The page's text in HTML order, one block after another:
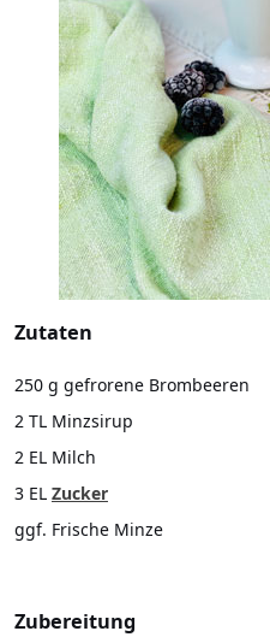
Zutaten
250 g gefrorene Brombeeren
2 TL Minzsirup
2 EL Milch
3 EL Zucker
ggf. Frische Minze
Zubereitung